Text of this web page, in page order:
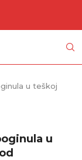
u teškoj
u